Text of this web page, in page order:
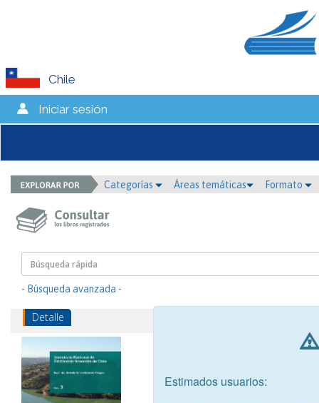
Chile
Iniciar sesión
Categorías Áreas temáticas Formato
- Búsqueda avanzada -
Detalle
Estimados usuarios: